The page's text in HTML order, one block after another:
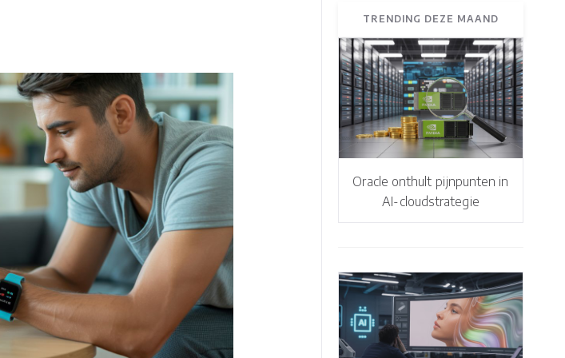
TRENDING DEZE MAAND
Oracle onthult pijnpunten in
AI-cloudstrategie